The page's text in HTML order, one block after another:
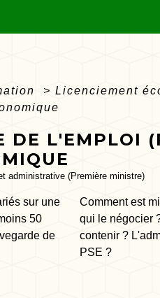
> Licenciement
DE L'EMPLOI
administrative (Première ministre)
sur une
50
de
Comment est
qui le négocier
contenir ?
PSE ?